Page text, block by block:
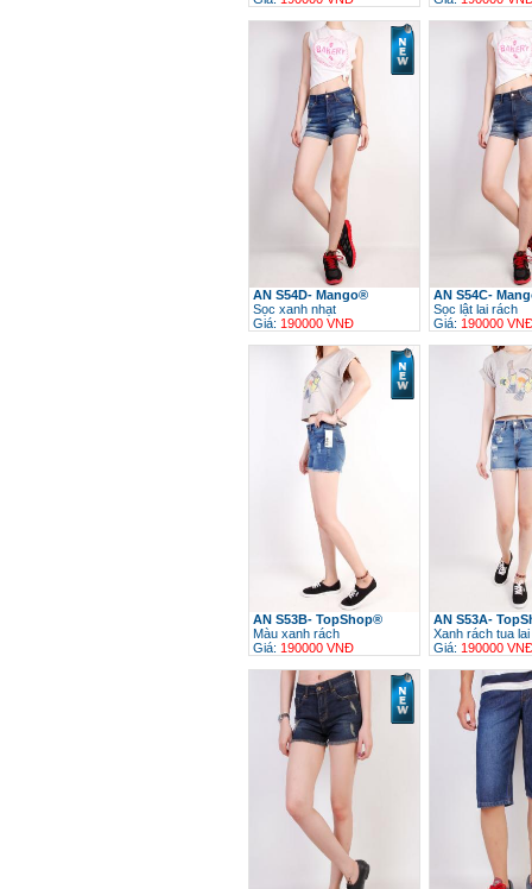
AN S54D- Mango®
Sọc xanh nhạt
Giá: 190000 VNĐ
AN S54C-
Sọc lật lai rách
Giá: 190000
AN S53B- TopShop®
Màu xanh rách
Giá: 190000 VNĐ
AN S53A-
Xanh rách tua lai
Giá: 190000